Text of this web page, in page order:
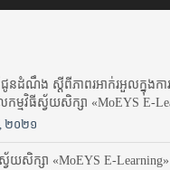
ជូនដំណឹង ស្តី​ពីភាព​រអាក់រអួល​ក្នុងក
ម្មវិធី​ស្វ័យសិក្សា «MoEYS E-
២០២១
ស្វ័យសិក្សា «MoEYS E-